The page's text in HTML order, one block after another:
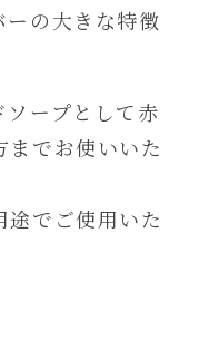
の大きな特徴
ープとして赤
までお使いいた
途でご使用いた